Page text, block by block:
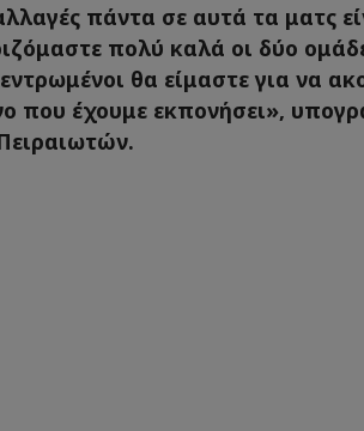
πάντα σε αυτά τα ματς
πολύ καλά οι δύο
θα είμαστε για να
που έχουμε εκπονήσει»,